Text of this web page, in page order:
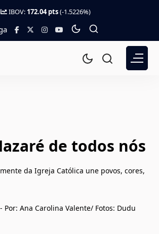
IBOV: 172.04 pts(-1.5226%)
de todos nós
da Igreja Católica une povos, cores,
Por: Ana Carolina Valente/ Fotos: Dudu